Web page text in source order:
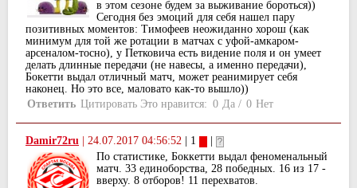
в этом сезоне будем за выживание бороться))
Сегодня без эмоций для себя нашел пару
позитивных моментов: Тимофеев неожиданно хорош (как
минимум для той же ротации в матчах с уфой-амкаром-
арсеналом-тосно), у Петковича есть видение поля и он умеет
делать длинные передачи (не навесы, а именно передачи),
Бокетти выдал отличный матч, может реанимирует себя
наконец. Но это все, маловато как-то вышло))
Ответить Цитировать Это нравится: 0 Да / 0 Нет
Damir72ru 24.07.2017 04:56:52 | 1
По статистике, Боккетти выдал феноменальный
матч. 33 единоборства, 28 победных. 16 из 17 -
вверху. 8 отборов! 11 перехватов.